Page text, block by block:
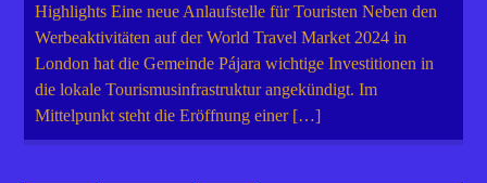
Highlights Eine neue Anlaufstelle für Touristen Neben den
Werbeaktivitäten auf der World Travel Market 2024 in
London hat die Gemeinde Pájara wichtige Investitionen in
die lokale Tourismusinfrastruktur angekündigt. Im
Mittelpunkt steht die Eröffnung einer […]